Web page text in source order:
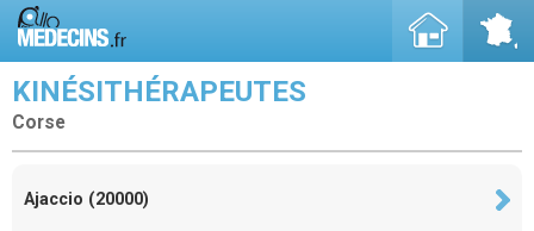
KINÉSITHÉRAPEUTES
Corse
Ajaccio (20000)